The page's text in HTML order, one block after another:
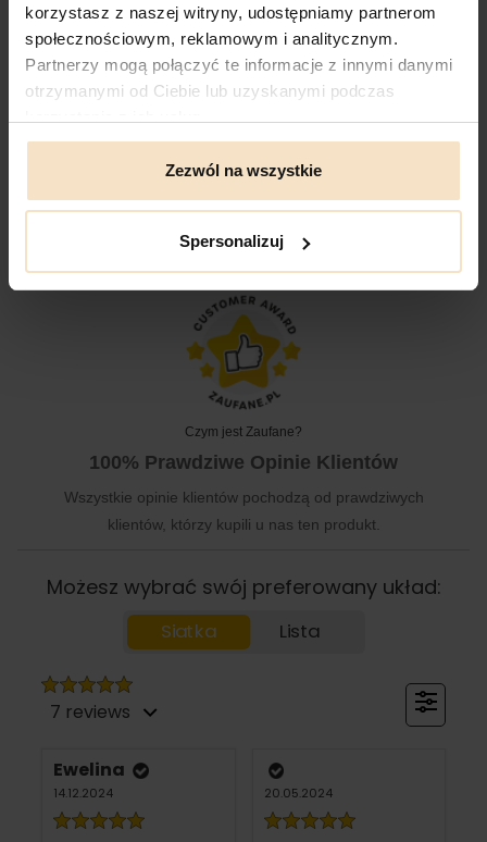
korzystasz z naszej witryny, udostępniamy partnerom
społecznościowym, reklamowym i analitycznym.
Partnerzy mogą połączyć te informacje z innymi danymi
otrzymanymi od Ciebie lub uzyskanymi podczas
Zezwól na wszystkie
Spersonalizuj
4.9
7 Opinie Klientów
4 Gwiazdki
3 Gwiazdki
| 0
Czym jest Zaufane?
100% Prawdziwe Opinie Klientów
Wszystkie opinie klientów pochodzą od prawdziwych
klientów, którzy kupili u nas ten produkt.
Możesz wybrać swój preferowany układ:
Siatka Lista
7 reviews
Ewelina
14.12.2024 20.05.2024